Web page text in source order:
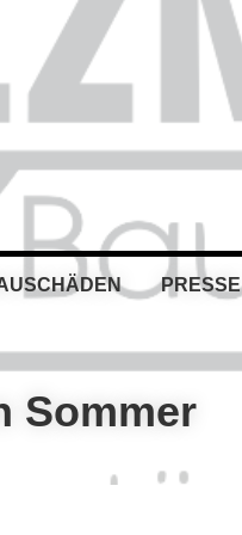
PRESSE
Sommer